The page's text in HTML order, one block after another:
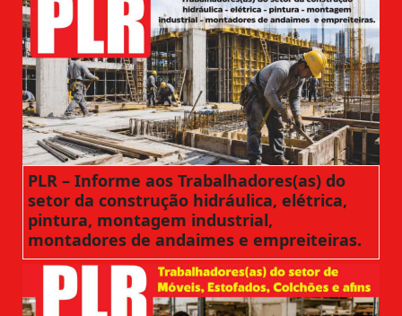
PLR – Informe aos Trabalhadores(as) do
setor da construção hidráulica, elétrica,
pintura, montagem industrial,
montadores de andaimes e empreiteiras.